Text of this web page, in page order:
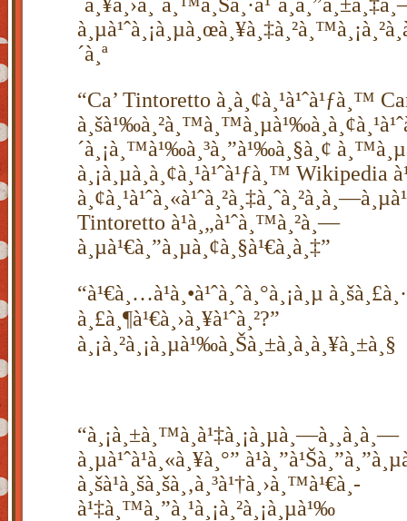
´à¸ª
“Ca’ Tintoretto à¸­à¸¢à¸¹à¹ˆà¹ƒà¸™
´à¸¡à¸™à¹‰à¸³à¸”à¹‰à¸§à¸¢
à¸¡à¸µà¸­à¸¢à¸¹à¹ˆà¹ƒà¸™ Wikipedia
Tintoretto à¹à¸„à¹ˆà¸™à¸²à¸—
à¸µà¹€à¸”à¸µà¸¢à¸§à¹€à¸­à¸‡”
“à¹€à¸­…à¹à¸•à¹ˆà¸ˆà¸°à¸¡à¸µ
à¸£à¸¶à¹€à¸›à¸¥à¹ˆà¸²?”
à¸¡à¸²à¸¡à¸µà¹‰à¸Šà¸±à¸à¸à¸¥à¸±à¸§
“à¸¡à¸±à¸™à¸à¹‡à¸¡à¸µà¸—à¸¸à¸à¸—
à¸µà¹ˆà¹à¸«à¸¥à¸°”
à¸šà¹à¸šà¸šà¸‚à¸³à¹†à¸›à¸™à¹€à¸­
à¹‡à¸™à¸”à¸¹à¸¡à¸²à¸¡à¸µà¹‰